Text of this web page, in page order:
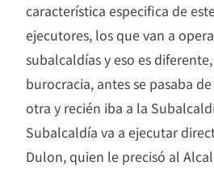
característica especifica de
ejecutores, los que van a
subalcaldías y eso es
burocracia, antes se pasaba
otra y recién iba a la
Subalcaldía va a ejecutar
Dulon, quien le precisó al